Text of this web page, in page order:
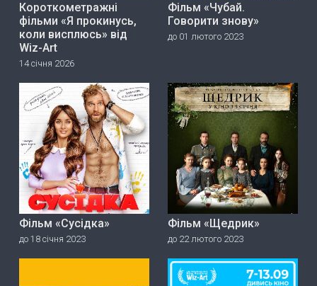
Короткометражні
фільми «Я прокинусь,
коли висплюсь» від
Wiz-Art
14 січня 2026
Фільм «Чубай.
Говорити знову»
до 01 лютого 2023
Фільм «Сусідка»
до 18 січня 2023
Фільм «Щедрик»
до 22 лютого 2023